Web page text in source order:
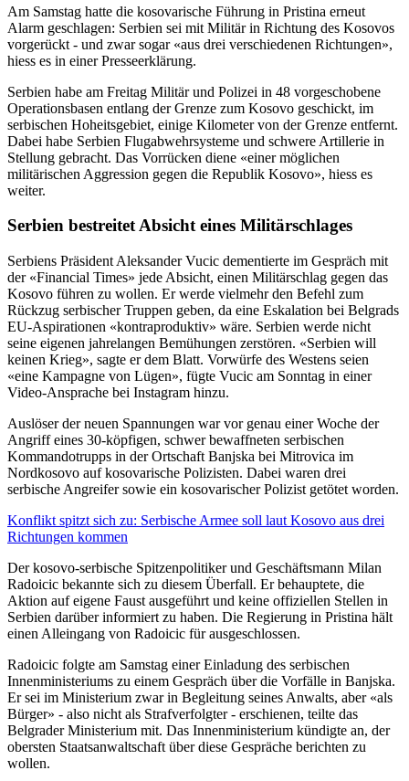
Am Samstag hatte die kosovarische Führung in Pristina erneut
Alarm geschlagen: Serbien sei mit Militär in Richtung des Kosovos
vorgerückt - und zwar sogar «aus drei verschiedenen Richtungen»,
hiess es in einer Presseerklärung.
Serbien habe am Freitag Militär und Polizei in 48 vorgeschobene
Operationsbasen entlang der Grenze zum Kosovo geschickt, im
serbischen Hoheitsgebiet, einige Kilometer von der Grenze entfernt.
Dabei habe Serbien Flugabwehrsysteme und schwere Artillerie in
Stellung gebracht. Das Vorrücken diene «einer möglichen
militärischen Aggression gegen die Republik Kosovo», hiess es
weiter.
Serbien bestreitet Absicht eines Militärschlages
Serbiens Präsident Aleksander Vucic dementierte im Gespräch mit
der «Financial Times» jede Absicht, einen Militärschlag gegen das
Kosovo führen zu wollen. Er werde vielmehr den Befehl zum
Rückzug serbischer Truppen geben, da eine Eskalation bei Belgrads
EU-Aspirationen «kontraproduktiv» wäre. Serbien werde nicht
seine eigenen jahrelangen Bemühungen zerstören. «Serbien will
keinen Krieg», sagte er dem Blatt. Vorwürfe des Westens seien
«eine Kampagne von Lügen», fügte Vucic am Sonntag in einer
Video-Ansprache bei Instagram hinzu.
Auslöser der neuen Spannungen war vor genau einer Woche der
Angriff eines 30-köpfigen, schwer bewaffneten serbischen
Kommandotrupps in der Ortschaft Banjska bei Mitrovica im
Nordkosovo auf kosovarische Polizisten. Dabei waren drei
serbische Angreifer sowie ein kosovarischer Polizist getötet worden.
Konflikt spitzt sich zu: Serbische Armee soll laut Kosovo aus drei
Richtungen kommen
Der kosovo-serbische Spitzenpolitiker und Geschäftsmann Milan
Radoicic bekannte sich zu diesem Überfall. Er behauptete, die
Aktion auf eigene Faust ausgeführt und keine offiziellen Stellen in
Serbien darüber informiert zu haben. Die Regierung in Pristina hält
einen Alleingang von Radoicic für ausgeschlossen.
Radoicic folgte am Samstag einer Einladung des serbischen
Innenministeriums zu einem Gespräch über die Vorfälle in Banjska.
Er sei im Ministerium zwar in Begleitung seines Anwalts, aber «als
Bürger» - also nicht als Strafverfolgter - erschienen, teilte das
Belgrader Ministerium mit. Das Innenministerium kündigte an, der
obersten Staatsanwaltschaft über diese Gespräche berichten zu
wollen.